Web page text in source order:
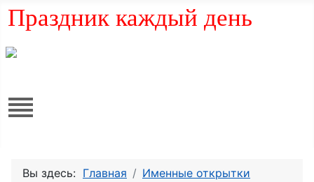
Праздник каждый день
Вы здесь: Главная
Именные открытки